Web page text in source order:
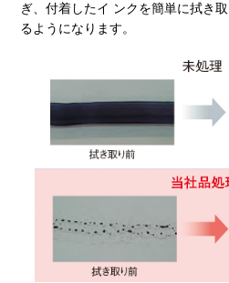
ぎ、付着したイ ンクを簡単に拭き
るようになります。